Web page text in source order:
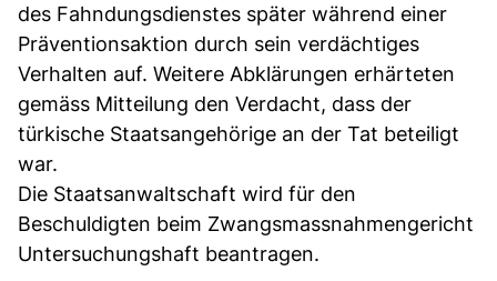
des Fahndungsdienstes später während einer
Präventionsaktion durch sein verdächtiges
Verhalten auf. Weitere Abklärungen erhärteten
gemäss Mitteilung den Verdacht, dass der
türkische Staatsangehörige an der Tat beteiligt
war.
Die Staatsanwaltschaft wird für den
Beschuldigten beim Zwangsmassnahmengericht
Untersuchungshaft beantragen.